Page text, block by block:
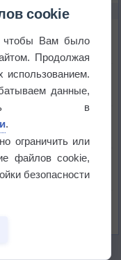
волны тепла
на ареал обитания
cookie
чтобы Вам было
Продолжая
использованием.
данные,
в
.
ограничить или
файлов cookie,
безопасности